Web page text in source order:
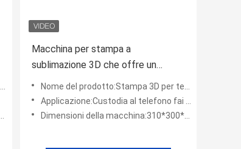
Macchina per stampa a
sublimazione 3D che offre un
processo di stampa a
trasferimento termico preciso per
alta chiarezza e design di custodie
Nome del prodotto:Stampa 3D per telecabine a sublimazione
Applicazione:Custodia al telefono fai -da -te, schema del telefono personalizzato 3D
Dimensioni della macchina:310*300*150MM